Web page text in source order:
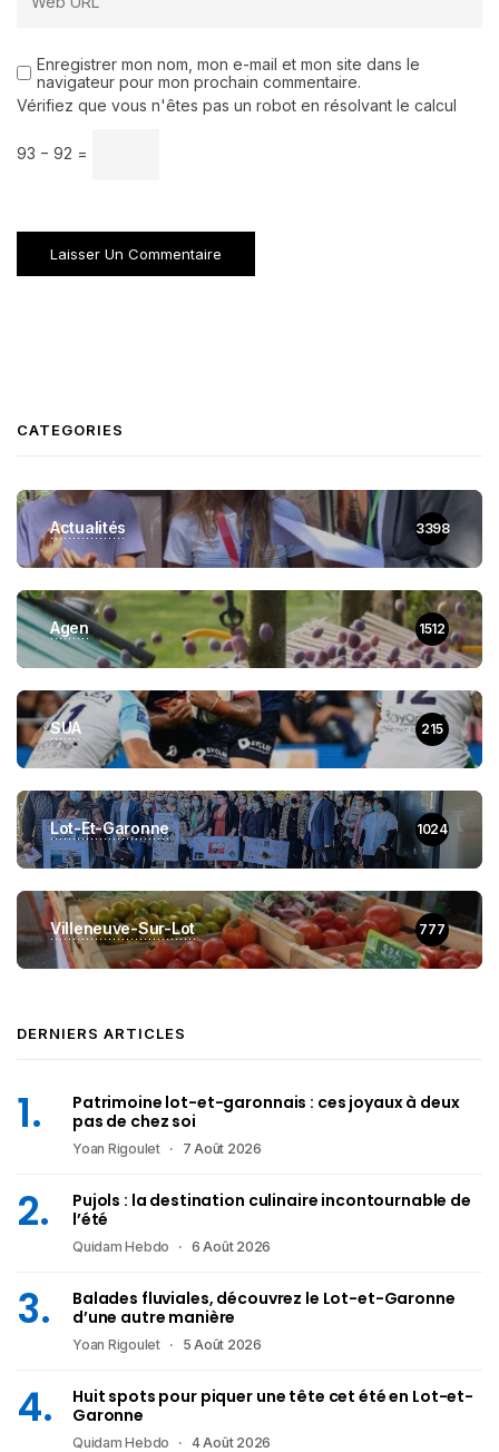
Enregistrer mon nom, mon e-mail et mon site dans le
navigateur pour mon prochain commentaire.
Vérifiez que vous n'êtes pas un robot en résolvant le calcul
93 − 92 =
CATEGORIES
Actualités 3398
Agen 1512
SUA 215
Lot-Et-Garonne 1024
Villeneuve-Sur-Lot 777
DERNIERS ARTICLES
Patrimoine lot-et-garonnais : ces joyaux à deux
pas de chez soi
Yoan Rigoulet 7 Août 2026
Pujols : la destination culinaire incontournable de
l’été
Quidam Hebdo 6 Août 2026
Balades fluviales, découvrez le Lot-et-Garonne
d’une autre manière
Yoan Rigoulet 5 Août 2026
Huit spots pour piquer une tête cet été en Lot-et-
Garonne
Quidam Hebdo 4 Août 2026